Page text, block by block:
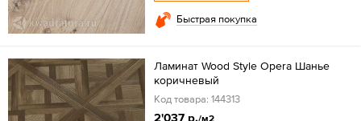
Быстрая покупка
Ламинат Wood Style Opera Шанье
коричневый
Код товара: 144313
2'037 р./м2